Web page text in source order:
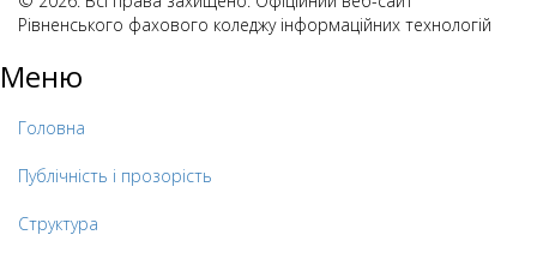
Рівненського фахового коледжу інформаційних технологій
Меню
Головна
Публічність і прозорість
Структура